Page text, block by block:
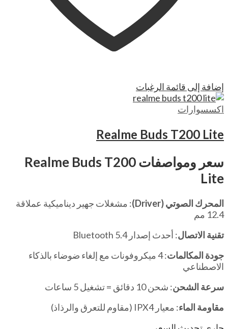
إضافة إلى قائمة الرغبات
اكسسوارات
Realme Buds T200 Lite
سعر ومواصفاتRealme Buds T200
Lite
المحرك الصوتي (Driver)
: مشغلات جهير ديناميكية عملاقة
12.4 مم
تقنية الاتصال: أحدث إصدار Bluetooth 5.4
جودة المكالمات
: 4 ميكروفونات مع إلغاء ضوضاء بالذكاء
الاصطناعي
سرعة الشحن: شحن 10 دقائق = تشغيل 5 ساعات
مقاومة الماء: معيار IPX4 (مقاوم للتعرق والرذاذ)